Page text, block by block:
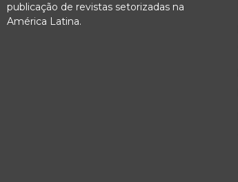
publicação de revistas setorizadas na
América Latina.